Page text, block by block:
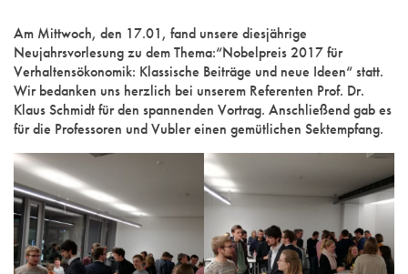
Am Mittwoch, den 17.01, fand unsere diesjährige
Neujahrsvorlesung zu dem Thema:“Nobelpreis 2017 für
Verhaltensökonomik: Klassische Beiträge und neue Ideen“ statt.
Wir bedanken uns herzlich bei unserem Referenten Prof. Dr.
Klaus Schmidt für den spannenden Vortrag. Anschließend gab es
für die Professoren und Vubler einen gemütlichen Sektempfang.